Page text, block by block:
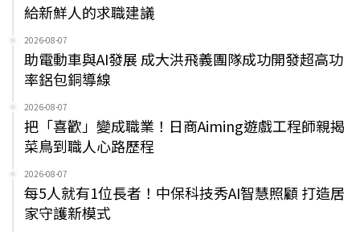
給新鮮人的求職建議
2026-08-07
助電動車與AI發展 成大洪飛義團隊成功開發超高功
率鋁包銅導線
2026-08-07
把「喜歡」變成職業！日商Aiming遊戲工程師親揭
菜鳥到職人心路歷程
2026-08-07
每5人就有1位長者！中保科技秀AI智慧照顧 打造居
家守護新模式